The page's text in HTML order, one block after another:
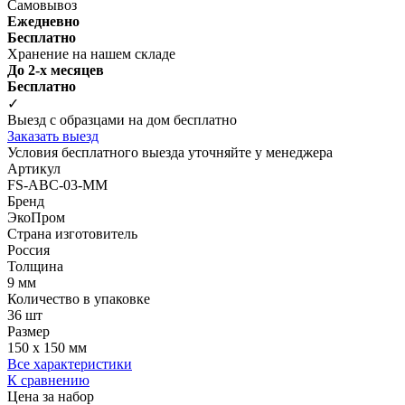
Самовывоз
Ежедневно
Бесплатно
Хранение на нашем складе
До 2-х месяцев
Бесплатно
✓
Выезд с образцами на дом бесплатно
Заказать выезд
Условия бесплатного выезда уточняйте у менеджера
Артикул
FS-ABC-03-MM
Бренд
ЭкоПром
Страна изготовитель
Россия
Толщина
9 мм
Количество в упаковке
36 шт
Размер
150 x 150 мм
Все характеристики
К сравнению
Цена за набор